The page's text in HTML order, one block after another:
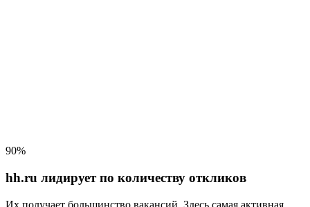
90%
hh.ru лидирует по количеству откликов
Их получает большинство вакансий. Здесь самая активная